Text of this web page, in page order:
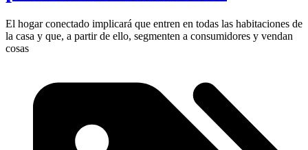
El hogar conectado implicará que entren en todas las habitaciones de
la casa y que, a partir de ello, segmenten a consumidores y vendan
cosas